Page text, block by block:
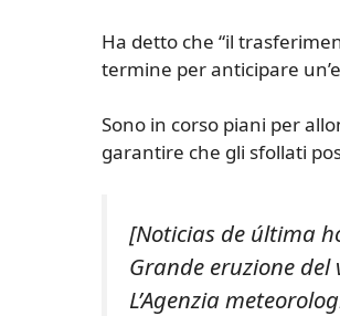
Ha detto che “il
termine per anticipare
Sono in corso piani per
garantire che gli sfollati
[Noticias de última
Grande eruzione
L’Agenzia